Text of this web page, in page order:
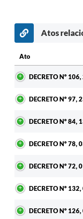
Atos
Ato
DECRETO Nº
DECRETO Nº 97,
DECRETO Nº 84,
DECRETO Nº 78,
DECRETO Nº 72,
DECRETO Nº
DECRETO Nº